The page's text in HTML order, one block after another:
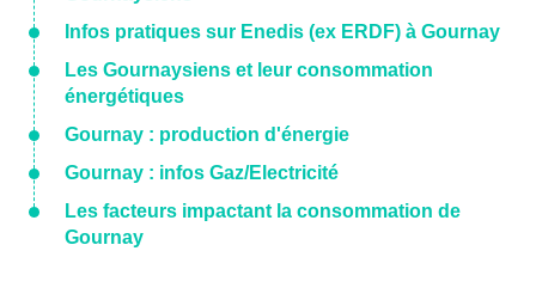
Infos pratiques sur Enedis (ex ERDF) à Gournay
Les Gournaysiens et leur consommation
énergétiques
Gournay : production d'énergie
Gournay : infos Gaz/Electricité
Les facteurs impactant la consommation de
Gournay